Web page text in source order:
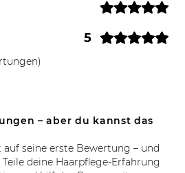
5
– aber du kannst das
seine erste Bewertung – und
deine Haarpflege-Erfahrung